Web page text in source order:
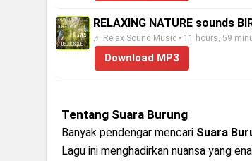
RELAXING NATURE sounds
♬ Relax Sound Music • 11 hours, 59
Download MP3
Tentang Suara Burung
Banyak pendengar mencari Suara
Lagu ini menghadirkan nuansa yang